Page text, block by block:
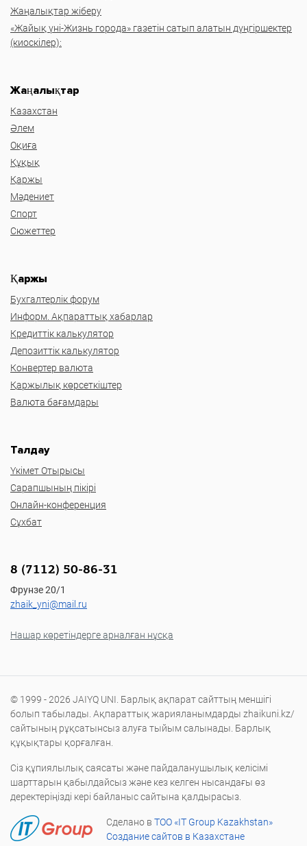
Жаңалықтар жіберу
«Жайық үні-Жизнь города» газетін сатып алатын дүңгіршектер
(киоскілер):
Жаңалықтар
Казахстан
Әлем
Оқиға
Құқық
Қаржы
Мәдениет
Спорт
Сюжеттер
Қаржы
Бухгалтерлік форум
Информ. Ақпараттық хабарлар
Кредиттік калькулятор
Депозиттік калькулятор
Конвертер валюта
Қаржылық көрсеткіштер
Валюта бағамдары
Талдау
Үкімет Отырысы
Сарапшының пікірі
Онлайн-конференция
Сұхбат
8 (7112) 50-86-31
Фрунзе 20/1
zhaik_yni@mail.ru
Нашар көретіндерге арналған нұсқа
© 1999 - 2026 JAIYQ UNI. Барлық ақпарат сайттың меншігі
болып табылады. Ақпараттық жарияланымдарды zhaikuni.kz/
сайтының рұқсатынсыз алуға тыйым салынады. Барлық
құқықтары қорғалған.
Сіз құпиялылық саясаты және пайдаланушылық келісімі
шарттарын қабылдайсыз және кез келген нысандағы өз
деректеріңізді кері байланыс сайтына қалдырасыз.
Сделано в ТОО «IT Group Kazakhstan»
Создание сайтов в Казахстане